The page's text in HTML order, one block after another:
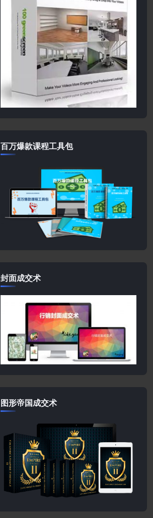
百万爆款课程工具包
封面成交术
图形帝国成交术